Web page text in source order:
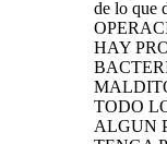
de lo que
HAY
TODO
ALGUN